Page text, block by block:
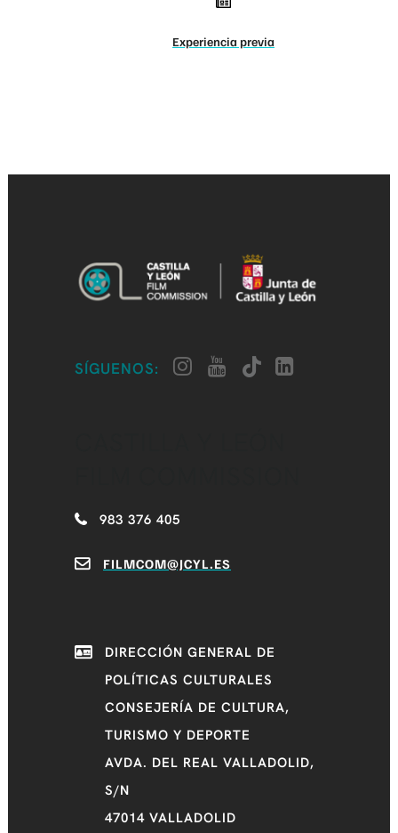
Experiencia previa
SÍGUENOS:
983 376 405
FILMCOM@JCYL.ES
DIRECCIÓN GENERAL DE
POLÍTICAS CULTURALES
CONSEJERÍA DE CULTURA,
TURISMO Y DEPORTE
AVDA. DEL REAL VALLADOLID,
S/N
47014 VALLADOLID